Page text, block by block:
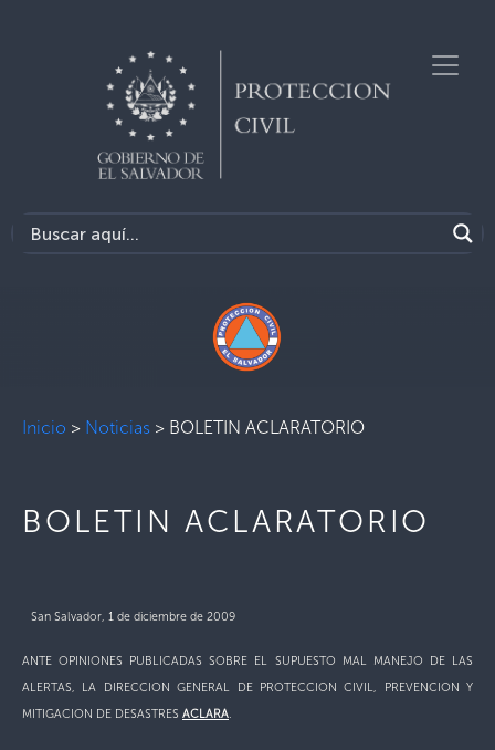
Inicio > Noticias > BOLETIN ACLARATORIO
BOLETIN ACLARATORIO
San Salvador, 1 de diciembre de 2009
ANTE OPINIONES PUBLICADAS SOBRE EL SUPUESTO MAL MANEJO DE LAS
ALERTAS, LA DIRECCION GENERAL DE PROTECCION CIVIL, PREVENCION Y
MITIGACION DE DESASTRES ACLARA.